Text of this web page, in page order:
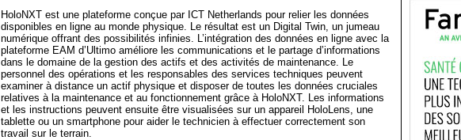
HoloNXT est une plateforme conçue par ICT Netherlands pour relier les données
disponibles en ligne au monde physique. Le résultat est un Digital Twin, un jumeau
numérique offrant des possibilités infinies. L’intégration des données en ligne avec la
plateforme EAM d’Ultimo améliore les communications et le partage d’informations
dans le domaine de la gestion des actifs et des activités de maintenance. Le
personnel des opérations et les responsables des services techniques peuvent
examiner à distance un actif physique et disposer de toutes les données cruciales
relatives à la maintenance et au fonctionnement grâce à HoloNXT. Les informations
et les instructions peuvent ensuite être visualisées sur un appareil HoloLens, une
tablette ou un smartphone pour aider le technicien à effectuer correctement son
travail sur le terrain.